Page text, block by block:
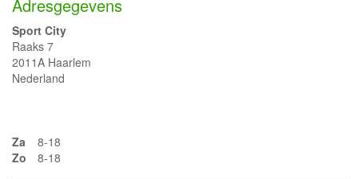
Adresgegevens
Sport City
Raaks 7
2011A Haarlem
Nederland
Za
8-18
Zo
8-18